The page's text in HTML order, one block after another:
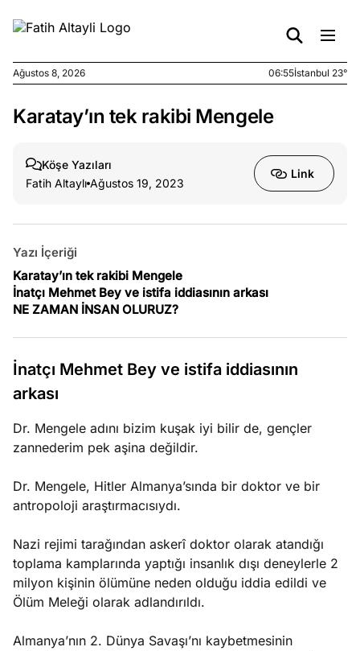
Ağustos
kirli
Ağustos
6, 2026
yasalar
Ağustos
5, 2026
caiz
Köşe
Yazıları
Spor
Ağustos 8, 2026 06:55İstanbul 23°
Karatay’ın tek rakibi Mengele
Köşe Yazıları
Fatih Altaylı Ağustos 19, 2023
Link
Yazı İçeriği
Karatay’ın tek rakibi Mengele
İnatçı Mehmet Bey ve istifa iddiasının arkası
NE ZAMAN İNSAN OLURUZ?
İnatçı Mehmet Bey ve istifa iddiasının
arkası
Dr. Mengele adını bizim kuşak iyi bilir de, gençler
zannederim pek aşina değildir.
Dr. Mengele, Hitler Almanya’sında bir doktor ve bir
antropoloji araştırmacısıydı.
Nazi rejimi tarağından askerî doktor olarak atandığı
toplama kamplarında yaptığı insanlık dışı deneylerle 2
milyon kişinin ölümüne neden olduğu iddia edildi ve
Ölüm Meleği olarak adlandırıldı.
Almanya’nın 2. Dünya Savaşı’nı kaybetmesinin